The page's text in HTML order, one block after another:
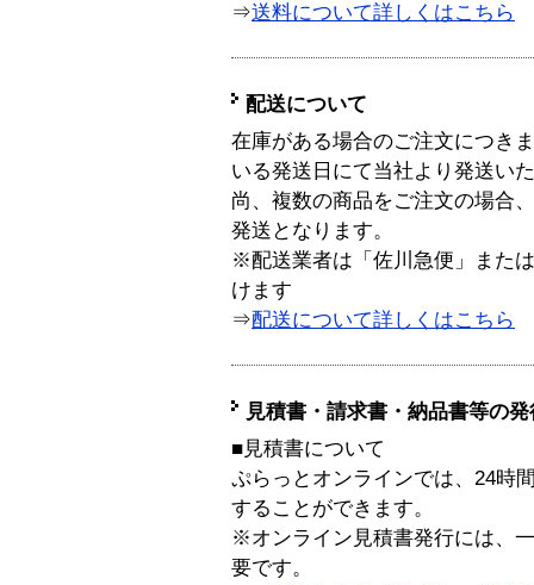
⇒送料について詳しくはこちら
配送について
在庫がある場合のご注文につき
いる発送日にて当社より発送い
尚、複数の商品をご注文の場合
発送となります。
※配送業者は「佐川急便」また
けます
⇒配送について詳しくはこちら
見積書・請求書・納品書等の
■見積書について
ぷらっとオンラインでは、24時
することができます。
※オンライン見積書発行には、
要です。